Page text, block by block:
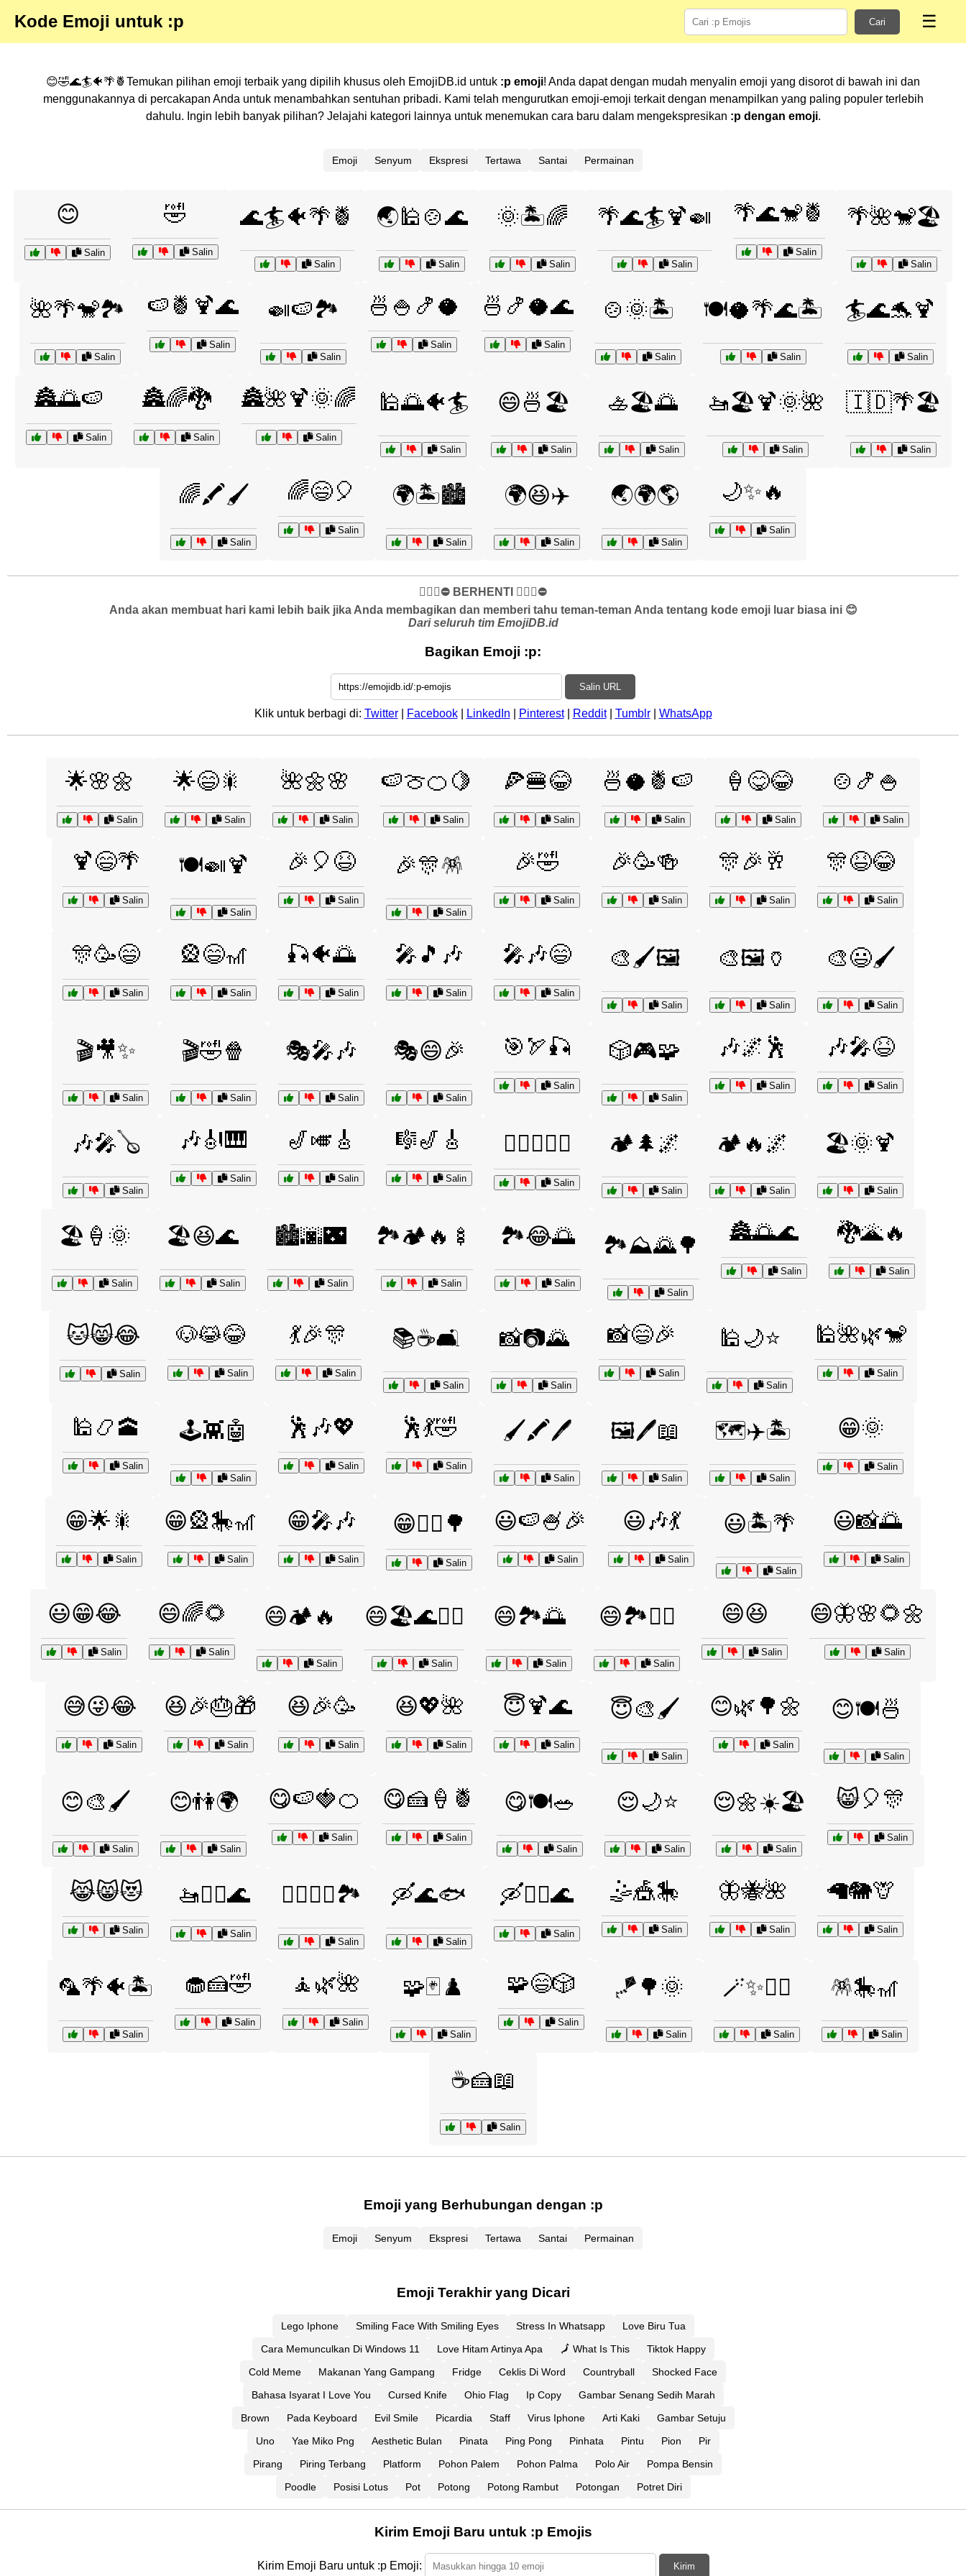
Kode Emoji untuk :p Cari ☰
😊🤣🌊🏄🐠🌴🍍Temukan pilihan emoji terbaik yang dipilih khusus oleh EmojiDB.id untuk :p emoji! Anda dapat dengan mudah menyalin emoji yang disorot di bawah ini dan
menggunakannya di percakapan Anda untuk menambahkan sentuhan pribadi. Kami telah mengurutkan emoji-emoji terkait dengan menampilkan yang paling populer terlebih
dahulu. Ingin lebih banyak pilihan? Jelajahi kategori lainnya untuk menemukan cara baru dalam mengekspresikan :p dengan emoji.
Emoji Senyum Ekspresi Tertawa Santai Permainan
😊
Salin
🤣
Salin
🌊🏄🐠🌴🍍
Salin
🌏🕌🍲🌊
Salin
🌞🏝️🌈
Salin
🌴🌊🏄🍹🍛
Salin
🌴🌊🐒🍍
Salin
🌴🌺🐒🏖️
Salin
🌺🌴🐒🏞️
Salin
🍉🍍🍹🌊
Salin
🍛🍉🏞️
Salin
🍜🍚🍤🥥
Salin
🍜🍤🥥🌊
Salin
🍲🌞🏝️
Salin
🍽️🥥🌴🌊🏝️
Salin
🏄🌊🐬🍹
Salin
🏯🌅🍉
Salin
🏯🌈🐉
Salin
🏯🌺🍹🌞🌈
Salin
🕌🌅🐠🏄
Salin
😄🍜🏖️
Salin
🚣🏖️🌅
Salin
🚤🏖️🍹🌞🌺
Salin
🇮🇩🌴🏖️
Salin
🌈🖍️🖌️
Salin
🌈😄🎈
Salin
🌍🏝️🏙️
Salin
🌍😆✈️
Salin
🌏🌍🌎
Salin
🌙✨🔥
Salin
✋🏻🛑⛔️ BERHENTI ✋🏻🛑⛔️
Anda akan membuat hari kami lebih baik jika Anda membagikan dan memberi tahu teman-teman Anda tentang kode emoji luar biasa ini 😊
Dari seluruh tim EmojiDB.id
Bagikan Emoji :p:
Salin URL
Klik untuk berbagi di: Twitter| Facebook| LinkedIn Pinterest| Reddit| Tumblr| WhatsApp
🌟🌸🌼
Salin
🌟😄🎇
Salin
🌺🌼🌸
Salin
🍉🍈🍊🍋
Salin
🍕🍔😂
Salin
🍜🥥🍍🍉
Salin
🍦😋😂
Salin
🍲🍤🍚
Salin
🍹😄🌴
Salin
🍽️🍛🍹
Salin
🎉🎈😆
Salin
🎉🎊🪅
Salin
🎉🤣
Salin
🎉🥳🍻
Salin
🎊🎉🥂
Salin
🎊😆😂
Salin
🎊🥳😄
Salin
🎡😄🎢
Salin
🎣🐠🌅
Salin
🎤🎵🎶
Salin
🎤🎶😄
Salin
🎨🖌️🖼️
Salin
🎨🖼️🏺
Salin
🎨😃🖌️
Salin
🎬🎥✨
Salin
🎬🤣🍿
Salin
🎭🎤🎶
Salin
🎭😄🎉
Salin
🎯🏹🎣
Salin
🎲🎮🧩
Salin
🎶🌌🕺
Salin
🎶🎤😆
Salin
🎶🎤🪕
Salin
🎶🎻🎹
Salin
🎷🎺🎸
Salin
🎼🎷🎸
Salin
🏄‍♀️🏊‍♂️🌊
Salin
🏕️🌲🌌
Salin
🏕️🔥🌌
Salin
🏖️🌞🍹
Salin
🏖️🍦🌞
Salin
🏖️😆🌊
Salin
🏙️🌆🌃
Salin
🏞️🏕️🔥🍢
Salin
🏞️😂🌅
Salin
🏞️⛰️🌄🌳
Salin
🏯🌅🌊
Salin
🐉🌋🔥
Salin
🐱😸😂
Salin
🐶😹😂
Salin
💃🎉🎊
Salin
📚☕🛋️
Salin
📸📷🌄
Salin
📸😄🎉
Salin
🕌🌙⭐
Salin
🕌🌺🌿🐒
Salin
🕌📿🕋
Salin
🕹️👾🤖
Salin
🕺🎶💖
Salin
🕺💃🤣
Salin
🖌️🖍️🖊️
Salin
🖼️🖊️📖
Salin
🗺️✈️🏝️
Salin
😁🌞
Salin
😁🌟🎇
Salin
😁🎡🎠🎢
Salin
😁🎤🎶
Salin
😁🚴‍♂️🌳
Salin
😃🍉🍧🎉
Salin
😃🎶💃
Salin
😃🏝️🌴
Salin
😃📸🌅
Salin
😃😁😂
Salin
😄🌈🌻
Salin
😄🏕️🔥
Salin
😄🏖️🌊🏄‍♀️
Salin
😄🏞️🌅
Salin
😄🏞️🚶‍♂️
Salin
😄😆
Salin
😄🦋🌸🌻🌼
Salin
😅😜😂
Salin
😆🎉🎂🎁
Salin
😆🎉🥳
Salin
😆💖🌺
Salin
😇🍹🌊
Salin
😇🎨🖌️
Salin
😊🌿🌳🌼
Salin
😊🍽️🍜
Salin
😊🎨🖌️
Salin
😊👫🌍
Salin
😋🍉🍓🍊
Salin
😋🍰🍦🍍
Salin
😋🍽️🥗
Salin
😌🌙⭐
Salin
😌🌼☀️🏖️
Salin
😸🎈🎊
Salin
😹😸😻
Salin
🚤🏄‍♂️🌊
Salin
🚴‍♂️🚵‍♀️🏞️
Salin
🛶🌊🐟
Salin
🛶🚣‍♀️🌊
Salin
🤹🎪🎠
Salin
🦋🐝🌺
Salin
🦙🐘🦒
Salin
🦜🌴🐠🏝️
Salin
🧁🍰🤣
Salin
🧘🌿🌺
Salin
🧩🃏♟️
Salin
🧩😄🎲
Salin
🪁🌳🌞
Salin
🪄✨🧙‍♂️
Salin
🪅🎠🎢
Salin
☕🍰📖
Salin
Emoji yang Berhubungan dengan :p
Emoji Senyum Ekspresi Tertawa Santai Permainan
Emoji Terakhir yang Dicari
Lego Iphone Smiling Face With Smiling Eyes Stress In Whatsapp
Love Biru Tua
Cara Memunculkan Di Windows 11
Love Hitam Artinya Apa 🗾 What Is This
Tiktok Happy
Cold Meme
Makanan Yang Gampang Fridge Ceklis Di Word Countryball
Shocked Face
Bahasa Isyarat I Love You
Cursed Knife Ohio Flag Ip Copy
Gambar Senang Sedih Marah
Brown
Pada Keyboard Evil Smile Picardia Staff Virus Iphone Arti Kaki
Gambar Setuju
Uno
Yae Miko Png Aesthetic Bulan Pinata Ping Pong Pinhata Pintu Pion
Pir
Pirang
Piring Terbang Platform Pohon Palem Pohon Palma Polo Air
Pompa Bensin
Poodle
Posisi Lotus Pot Potong Potong Rambut Potongan Potret Diri
Kirim Emoji Baru untuk :p Emojis
Kirim Emoji Baru untuk :p Emoji: Kirim